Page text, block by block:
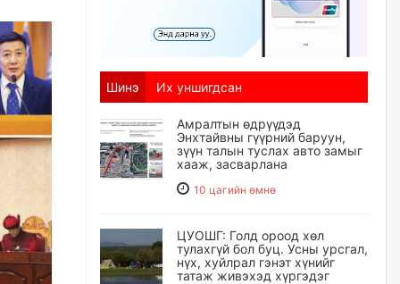
Шинэ Их уншигдсан
Амралтын өдрүүдэд
Энхтайвны гүүрний баруун,
зүүн талын туслах авто замыг
хааж, засварлана
10 цагийн өмнө
ЦУОШГ: Голд ороод хөл
тулахгүй бол буц. Усны урсгал,
нүх, хуйлрал гэнэт хүнийг
татаж живэхэд хүргэдэг